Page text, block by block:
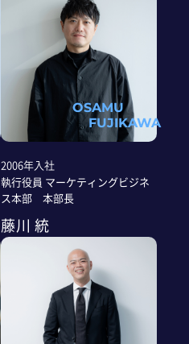
OSAMU
FUJIKAWA
2006年入社
執行役員 マーケティングビジネ
ス本部 本部長
藤川 統